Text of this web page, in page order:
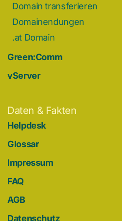
Domain transferieren
Domainendungen
.at Domain
Green:Comm
vServer
Daten & Fakten
Helpdesk
Glossar
Impressum
FAQ
AGB
Datenschutz